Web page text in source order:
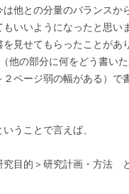
は他との分量のバランスか
いいようになったと思い
見せてもらったことがあ
他の部分に何をどう書い
２ページ弱の幅がある）で
うことで言えば、
究目的＞研究計画・方法